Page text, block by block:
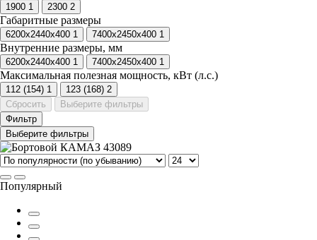
1900 1 2300 2
Габаритные размеры
6200х2440x400 1 7400х2450x400 1
Внутренние размеры, мм
6200х2440x400 1 7400х2450x400 1
Максимальная полезная мощность, кВт (л.с.)
112 (154) 1 123 (168) 2
Сбросить
Выберите фильтры
Фильтр
Выберите фильтры
Популярный